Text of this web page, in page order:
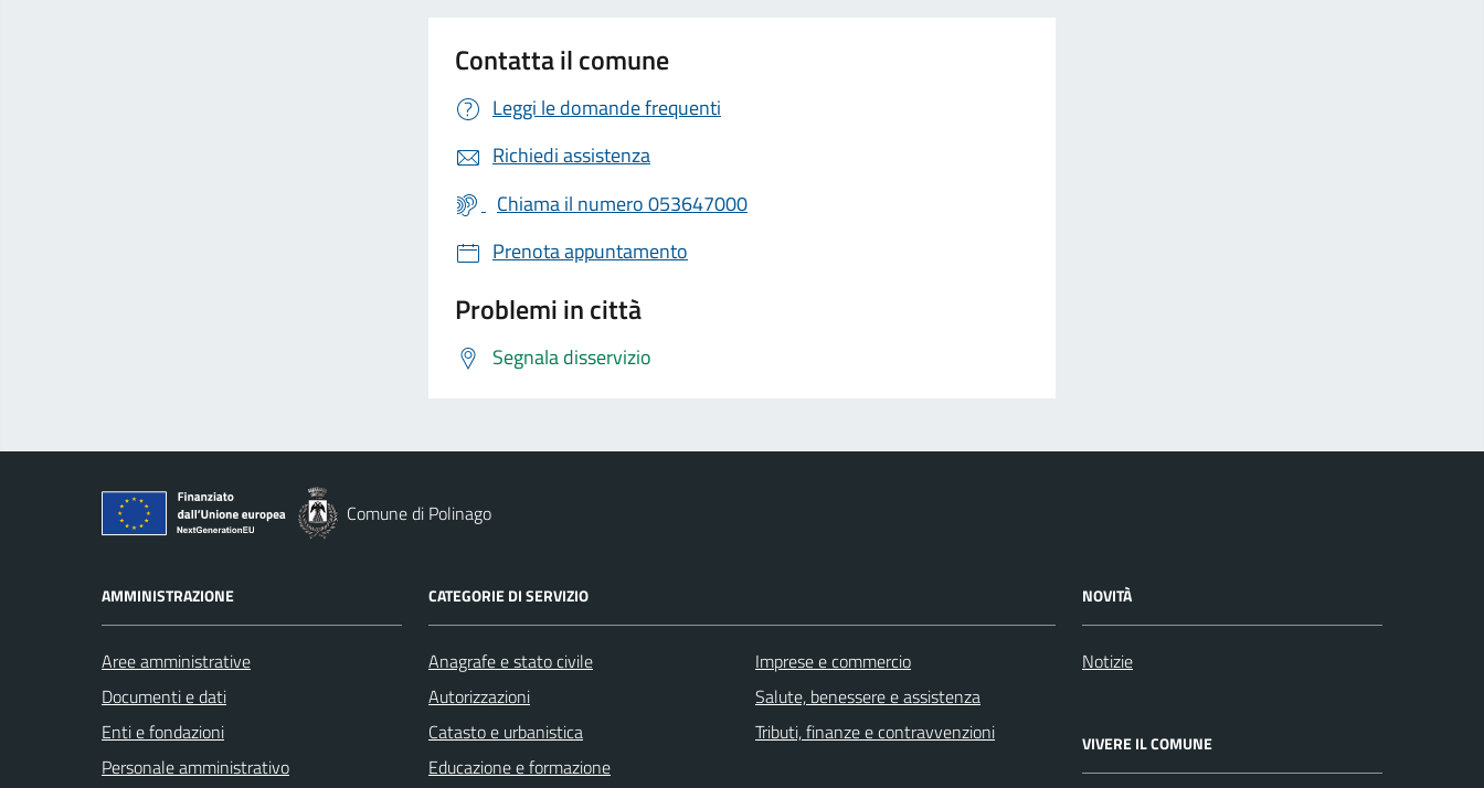
Contatta il comune
Leggi le domande frequenti
Richiedi assistenza
Chiama il numero 053647000
Prenota appuntamento
Problemi in città
Segnala disservizio
Comune di Polinago
AMMINISTRAZIONE
Aree amministrative
Documenti e dati
Enti e fondazioni
Personale amministrativo
CATEGORIE DI SERVIZIO
Anagrafe e stato civile
Autorizzazioni
Catasto e urbanistica
Educazione e formazione
Imprese e commercio
Salute, benessere e assistenza
Tributi, finanze e contravvenzioni
NOVITÀ
Notizie
VIVERE IL COMUNE